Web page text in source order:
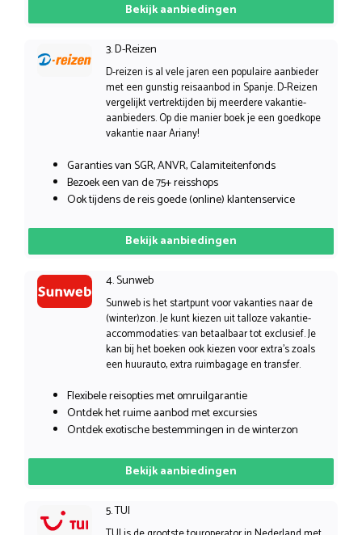
Bekijk aanbiedingen
3. D-Reizen
D-reizen is al vele jaren een populaire aanbieder
met een gunstig reisaanbod in Spanje. D-Reizen
vergelijkt vertrektijden bij meerdere vakantie-
aanbieders. Op die manier boek je een goedkope
vakantie naar Ariany!
Garanties van SGR, ANVR, Calamiteitenfonds
Bezoek een van de 75+ reisshops
Ook tijdens de reis goede (online) klantenservice
Bekijk aanbiedingen
4. Sunweb
Sunweb is het startpunt voor vakanties naar de
(winter)zon. Je kunt kiezen uit talloze vakantie-
accommodaties: van betaalbaar tot exclusief. Je
kan bij het boeken ook kiezen voor extra’s zoals
een huurauto, extra ruimbagage en transfer.
Flexibele reisopties met omruilgarantie
Ontdek het ruime aanbod met excursies
Ontdek exotische bestemmingen in de winterzon
Bekijk aanbiedingen
5. TUI